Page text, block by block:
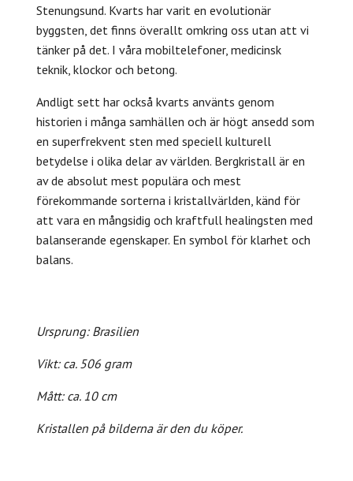
Stenungsund. Kvarts har varit en evolutionär
byggsten, det finns överallt omkring oss utan att vi
tänker på det. I våra mobiltelefoner, medicinsk
teknik, klockor och betong.
Andligt sett har också kvarts använts genom
historien i många samhällen och är högt ansedd som
en superfrekvent sten med speciell kulturell
betydelse i olika delar av världen. Bergkristall är en
av de absolut mest populära och mest
förekommande sorterna i kristallvärlden, känd för
att vara en mångsidig och kraftfull healingsten med
balanserande egenskaper. En symbol för klarhet och
balans.
Ursprung: Brasilien
Vikt: ca. 506 gram
Mått: ca. 10 cm
Kristallen på bilderna är den du köper.